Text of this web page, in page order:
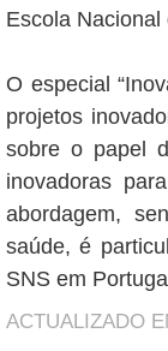
Escola
O especial
projetos
sobre o papel
inovadoras
abordagem,
saúde, é
SNS em
ACTUALIZADO